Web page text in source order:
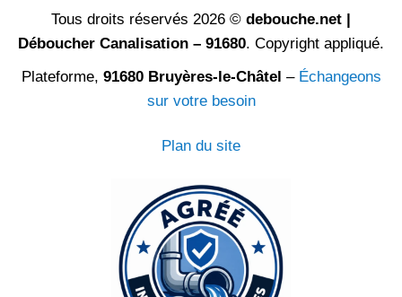
Tous droits réservés 2026 © debouche.net |
Déboucher Canalisation – 91680. Copyright appliqué.
Plateforme, 91680 Bruyères-le-Châtel – Échangeons
sur votre besoin
Plan du site